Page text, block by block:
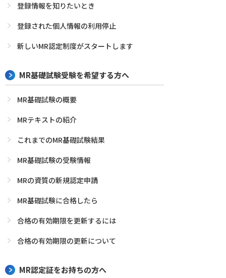
登録情報を知りたいとき
登録された個人情報の利用停止
新しいMR認定制度がスタートします
MR基礎試験受験を希望する方へ
MR基礎試験の概要
MRテキストの紹介
これまでのMR基礎試験結果
MR基礎試験の受験情報
MRの資質の新規認定申請
MR基礎試験に合格したら
合格の有効期限を更新するには
合格の有効期限の更新について
MR認定証をお持ちの方へ